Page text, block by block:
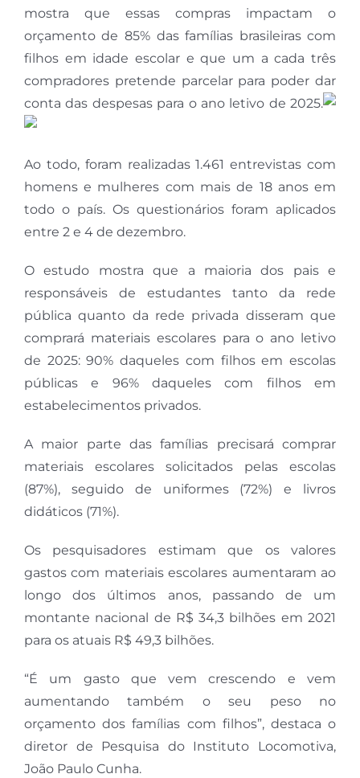
mostra que essas compras impactam o
orçamento de 85% das famílias brasileiras com
filhos em idade escolar e que um a cada três
compradores pretende parcelar para poder dar
conta das despesas para o ano letivo de 2025.
Ao todo, foram realizadas 1.461 entrevistas com
homens e mulheres com mais de 18 anos em
todo o país. Os questionários foram aplicados
entre 2 e 4 de dezembro.
O estudo mostra que a maioria dos pais e
responsáveis de estudantes tanto da rede
pública quanto da rede privada disseram que
comprará materiais escolares para o ano letivo
de 2025: 90% daqueles com filhos em escolas
públicas e 96% daqueles com filhos em
estabelecimentos privados.
A maior parte das famílias precisará comprar
materiais escolares solicitados pelas escolas
(87%), seguido de uniformes (72%) e livros
didáticos (71%).
Os pesquisadores estimam que os valores
gastos com materiais escolares aumentaram ao
longo dos últimos anos, passando de um
montante nacional de R$ 34,3 bilhões em 2021
para os atuais R$ 49,3 bilhões.
“É um gasto que vem crescendo e vem
aumentando também o seu peso no
orçamento dos famílias com filhos”, destaca o
diretor de Pesquisa do Instituto Locomotiva,
João Paulo Cunha.